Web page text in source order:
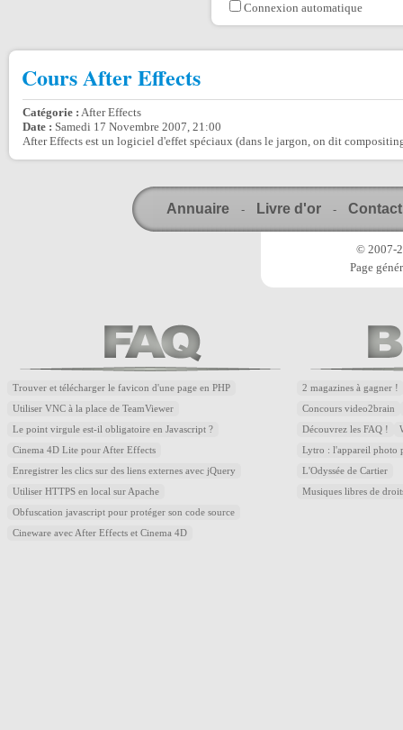
Connexion automatique
Cours After Effects
Catégorie : After Effects
Date : Samedi 17 Novembre 2007, 21:00
After Effects est un logiciel d'effet spéciaux (dans le jargon, on dit
Annuaire - Livre d'or - Contact
© 2007-
Page
Trouver et télécharger le favicon d'une page en PHP
Utiliser VNC à la place de TeamViewer
Le point virgule est-il obligatoire en Javascript ?
Cinema 4D Lite pour After Effects
Enregistrer les clics sur des liens externes avec jQuery
Utiliser HTTPS en local sur Apache
Obfuscation javascript pour protéger son code source
Cineware avec After Effects et Cinema 4D
2 magazines à gagner !
Concours video2brain
Découvrez les FAQ !
Lytro : l'appareil photo
L'Odyssée de Cartier
Musiques libres de